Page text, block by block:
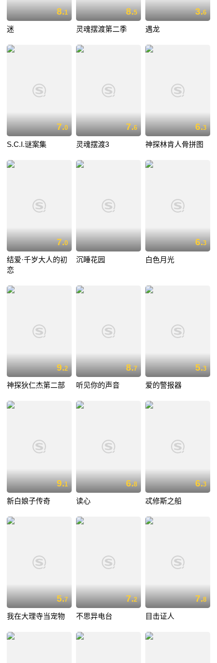
8.1
迷
8.5
灵魂摆渡第二季
3.6
遇龙
7.0
S.C.I.谜案集
7.6
灵魂摆渡3
6.3
神探林肯人骨拼图
7.0
结爱·千岁大人的初
恋
沉睡花园
6.3
白色月光
9.2
神探狄仁杰第二部
8.7
听见你的声音
5.3
爱的警报器
9.1
新白娘子传奇
6.8
读心
6.3
忒修斯之船
5.7
我在大理寺当宠物
7.2
不思异电台
7.8
目击证人